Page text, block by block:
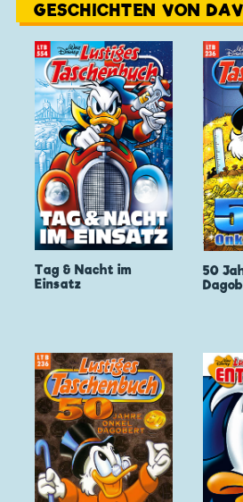
GESCHICHTEN VON
Tag & Nacht im
Einsatz
50